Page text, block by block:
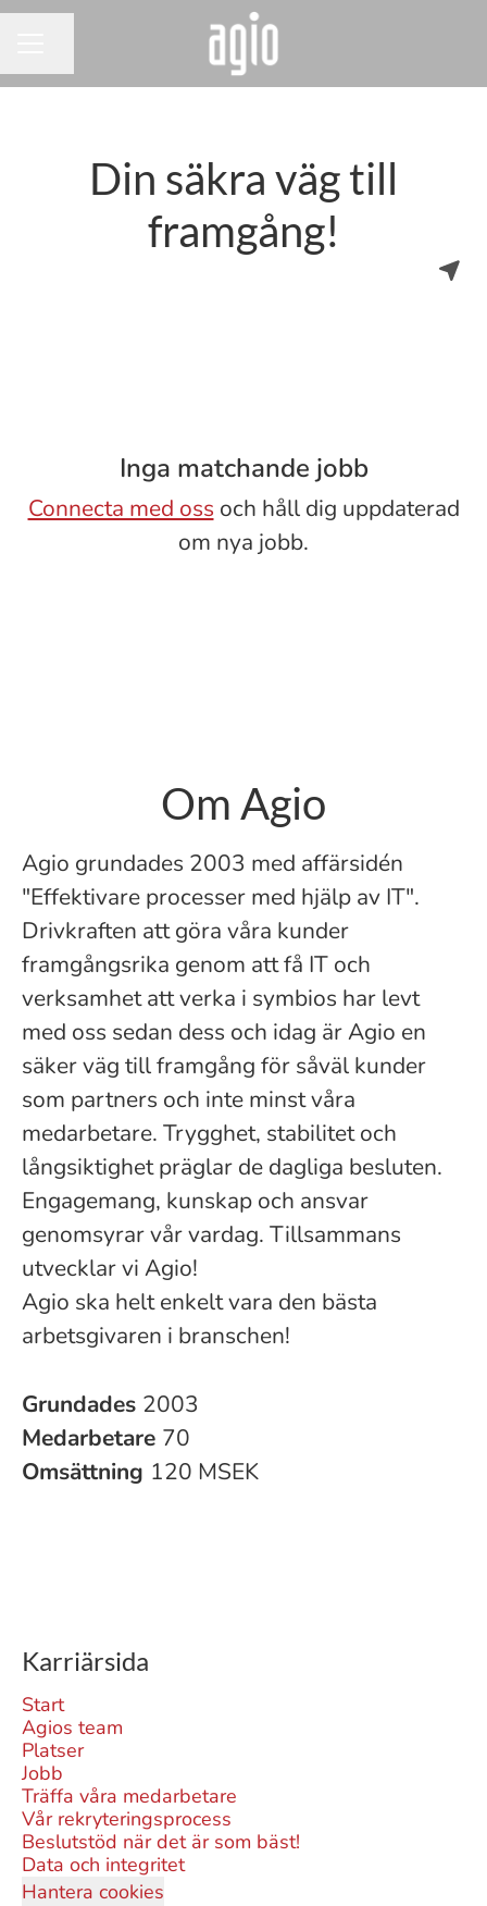
Din säkra väg till
framgång!
Inga matchande jobb
Connecta med oss och håll dig uppdaterad
om nya jobb.
Om Agio
Agio grundades 2003 med affärsidén
"Effektivare processer med hjälp av IT".
Drivkraften att göra våra kunder
framgångsrika genom att få IT och
verksamhet att verka i symbios har levt
med oss sedan dess och idag är Agio en
säker väg till framgång för såväl kunder
som partners och inte minst våra
medarbetare. Trygghet, stabilitet och
långsiktighet präglar de dagliga besluten.
Engagemang, kunskap och ansvar
genomsyrar vår vardag. Tillsammans
utvecklar vi Agio!
Agio ska helt enkelt vara den bästa
arbetsgivaren i branschen!
Grundades 2003
Medarbetare 70
Omsättning 120 MSEK
Karriärsida
Start
Agios team
Platser
Jobb
Träffa våra medarbetare
Vår rekryteringsprocess
Beslutstöd när det är som bäst!
Data och integritet
Hantera cookies